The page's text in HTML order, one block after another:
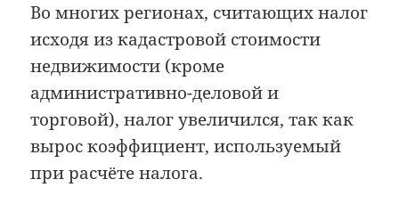
Во многих регионах, считающих налог
исходя из кадастровой стоимости
недвижимости (кроме
административно-деловой и
торговой), налог увеличился, так как
вырос коэффициент, используемый
при расчёте налога.